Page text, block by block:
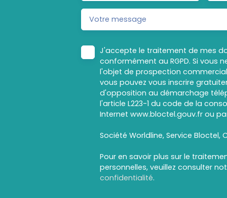
Votre message
J'accepte le traitement de mes
conformément au RGPD. Si vous
l'objet de prospection
vous pouvez vous inscrire
d'opposition au démarchage
l'article L223-1 du code de la
Internet www.bloctel.gouv.fr ou
Société Worldline, Service Bloctel, CS
Pour en savoir plus sur le
personnelles, veuillez consulter
confidentialité.